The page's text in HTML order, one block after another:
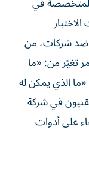
شركات، من
تغيّر من: «ما
الذي يمكن له
في شركة
على أدوات